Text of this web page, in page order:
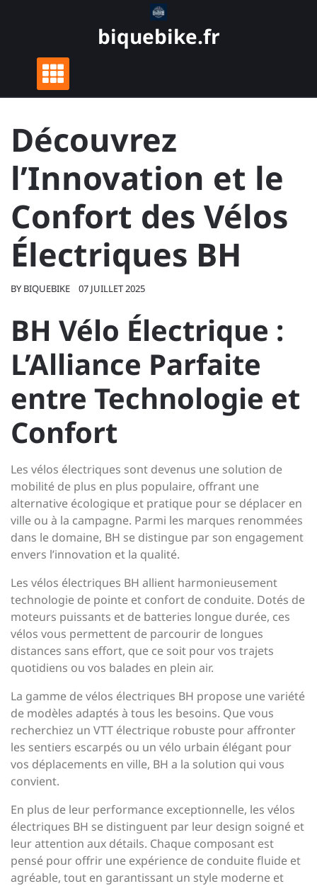
biquebike.fr
Découvrez
l’Innovation et le
Confort des Vélos
Électriques BH
BY BIQUEBIKE 07 JUILLET 2025
BH Vélo Électrique :
L’Alliance Parfaite
entre Technologie et
Confort
Les vélos électriques sont devenus une solution de
mobilité de plus en plus populaire, offrant une
alternative écologique et pratique pour se déplacer en
ville ou à la campagne. Parmi les marques renommées
dans le domaine, BH se distingue par son engagement
envers l’innovation et la qualité.
Les vélos électriques BH allient harmonieusement
technologie de pointe et confort de conduite. Dotés de
moteurs puissants et de batteries longue durée, ces
vélos vous permettent de parcourir de longues
distances sans effort, que ce soit pour vos trajets
quotidiens ou vos balades en plein air.
La gamme de vélos électriques BH propose une variété
de modèles adaptés à tous les besoins. Que vous
recherchiez un VTT électrique robuste pour affronter
les sentiers escarpés ou un vélo urbain élégant pour
vos déplacements en ville, BH a la solution qui vous
convient.
En plus de leur performance exceptionnelle, les vélos
électriques BH se distinguent par leur design soigné et
leur attention aux détails. Chaque composant est
pensé pour offrir une expérience de conduite fluide et
agréable, tout en garantissant un style moderne et